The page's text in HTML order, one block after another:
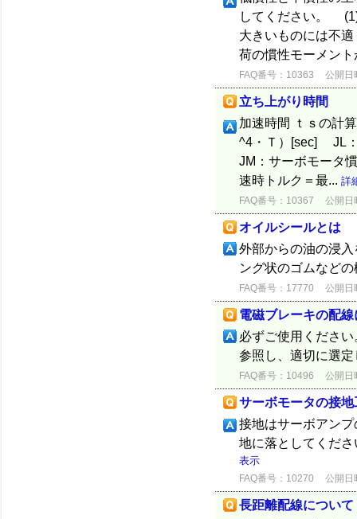
してください。
大きいものには
荷の慣性モーメン
FAQ番号：10363 公開日
立ち上がり時間
加速時間 ｔｓの計
^4・Ｔ）[sec] JL
JM：サーボモータ
速時トルク＝最... 詳
FAQ番号：10367 公開日
オイルシールとは
外部からの油の浸
ング状のゴムなど
FAQ番号：17770 公開日
電磁ブレーキの配
必ずご使用くださ
参照し、適切に選
FAQ番号：10496 公開日
サーボモータの接地
接地はサーボアン
地に落としてくだ
表示
FAQ番号：10270 公開日
長距離配線について